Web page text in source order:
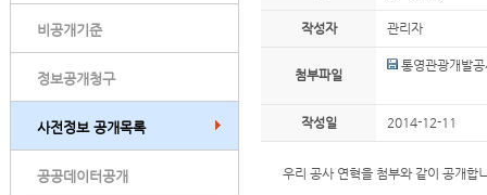
비공개기준
정보공개청구
사전정보 공개목록
공공데이터공개
작성자 관리자
첨부파일
통영관광개발
작성일 2014-12-11
우리 공사 연혁을 첨부와 같이 공개합